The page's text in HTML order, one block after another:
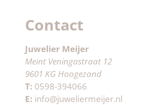
Contact
Juwelier Meijer
Meint Veningastraat 12
9601 KG Hoogezand
T: 0598-394066
E: info@juweliermeijer.nl